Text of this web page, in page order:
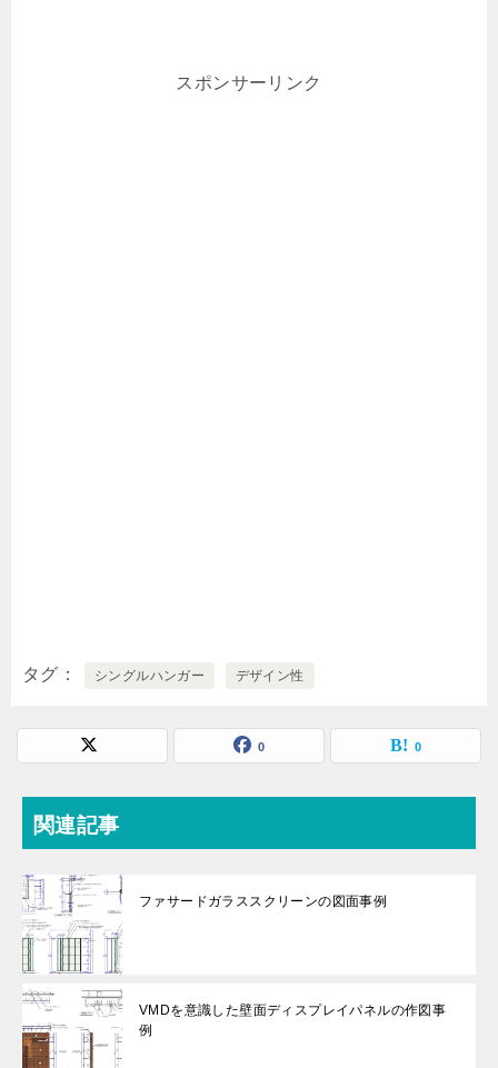
スポンサーリンク
タグ シングルハンガー デザイン性
0 0
関連記事
ファサードガラススクリーンの図面事例
VMDを意識した壁面ディスプレイパネルの作図事
例